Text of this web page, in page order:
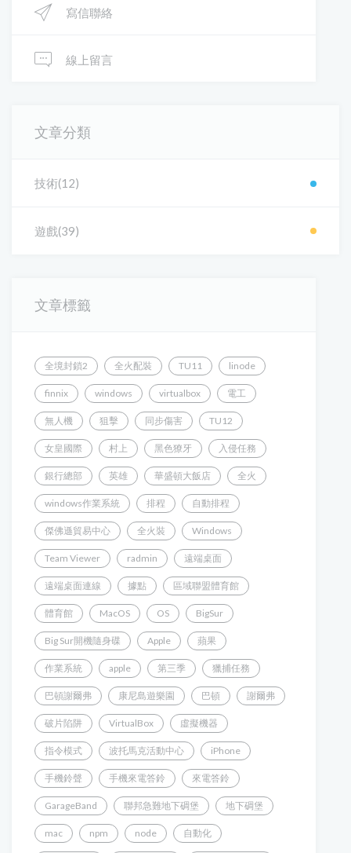
寫信聯絡
線上留言
文章分類
技術(12)
遊戲(39)
文章標籤
全境封鎖2 全火配裝 TU11 linode
finnix windows virtualbox 電工
無人機 狙擊 同步傷害 TU12
女皇國際 村上 黑色獠牙 入侵任務
銀行總部 英雄 華盛頓大飯店 全火
windows作業系統 排程 自動排程
傑佛遜貿易中心 全火裝 Windows
Team Viewer radmin 遠端桌面
遠端桌面連線 據點 區域聯盟體育館
體育館 MacOS OS BigSur
Big Sur開機隨身碟 Apple 蘋果
作業系統 apple 第三季 獵捕任務
巴頓謝爾弗 康尼島遊樂園 巴頓 謝爾弗
破片陷阱 VirtualBox 虛擬機器
指令模式 波托馬克活動中心 iPhone
手機鈴聲 手機來電答鈴 來電答鈴
GarageBand 聯邦急難地下碉堡 地下碉堡
mac npm node 自動化